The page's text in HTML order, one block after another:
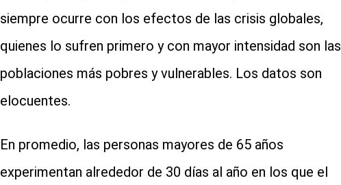
siempre ocurre con los efectos de las crisis globales,
quienes lo sufren primero y con mayor intensidad son las
poblaciones más pobres y vulnerables. Los datos son
elocuentes.
En promedio, las personas mayores de 65 años
experimentan alrededor de 30 días al año en los que el